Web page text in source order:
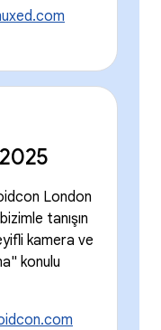
London
tanışın
kamera ve
konulu